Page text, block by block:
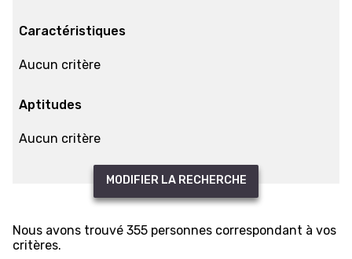
Caractéristiques
Aucun critère
Aptitudes
Aucun critère
MODIFIER LA RECHERCHE
Nous avons trouvé 355 personnes correspondant à vos
critères.